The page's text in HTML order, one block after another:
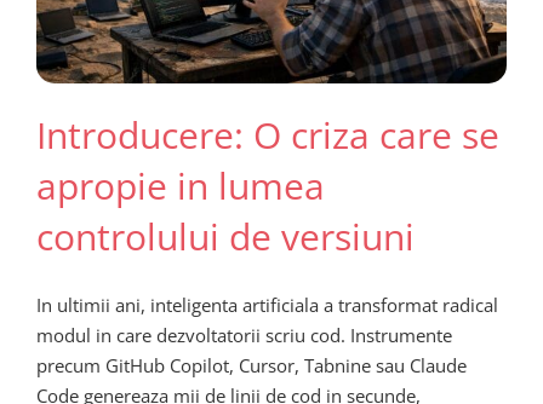
Introducere: O criza care se
apropie in lumea
controlului de versiuni
In ultimii ani, inteligenta artificiala a transformat radical
modul in care dezvoltatorii scriu cod. Instrumente
precum GitHub Copilot, Cursor, Tabnine sau Claude
Code genereaza mii de linii de cod in secunde,